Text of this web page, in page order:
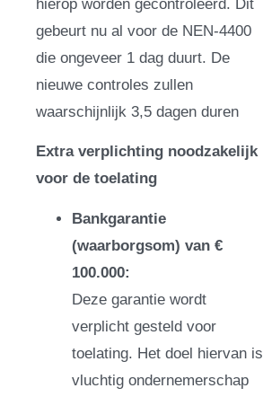
hierop worden gecontroleerd. Dit
gebeurt nu al voor de NEN-4400
die ongeveer 1 dag duurt. De
nieuwe controles zullen
waarschijnlijk 3,5 dagen duren
Extra verplichting noodzakelijk
voor de toelating
Bankgarantie
(waarborgsom) van €
100.000:
Deze garantie wordt
verplicht gesteld voor
toelating. Het doel hiervan is
vluchtig ondernemerschap